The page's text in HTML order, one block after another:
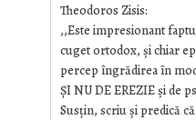
Theodoros Zisis:
,,Este impresionant
cuget ortodox, și chiar
percep îngrădirea în
ȘI NU DE EREZIE și de
Susțin, scriu și predică